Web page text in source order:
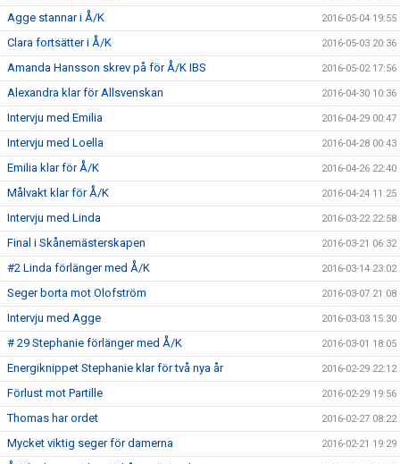
Agge stannar i Å/K 2016-05-04 19:55
Clara fortsätter i Å/K 2016-05-03 20:36
Amanda Hansson skrev på för Å/K IBS 2016-05-02 17:56
Alexandra klar för Allsvenskan 2016-04-30 10:36
Intervju med Emilia 2016-04-29 00:47
Intervju med Loella 2016-04-28 00:43
Emilia klar för Å/K 2016-04-26 22:40
Målvakt klar för Å/K 2016-04-24 11:25
Intervju med Linda 2016-03-22 22:58
Final i Skånemästerskapen 2016-03-21 06:32
#2 Linda förlänger med Å/K 2016-03-14 23:02
Seger borta mot Olofström 2016-03-07 21:08
Intervju med Agge 2016-03-03 15:30
# 29 Stephanie förlänger med Å/K 2016-03-01 18:05
Energiknippet Stephanie klar för två nya år 2016-02-29 22:12
Förlust mot Partille 2016-02-29 19:56
Thomas har ordet 2016-02-27 08:22
Mycket viktig seger för damerna 2016-02-21 19:29